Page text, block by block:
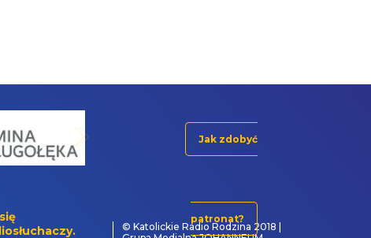
Jak zdobyć
patronat?
© Katolickie Radio Rodzina 2018 |